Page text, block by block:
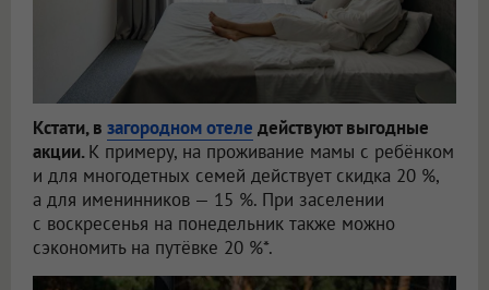
Кстати, в загородном отеле действуют выгодные
акции. К примеру, на проживание мамы с ребёнком
и для многодетных семей действует скидка 20 %,
а для именинников — 15 %. При заселении
с воскресенья на понедельник также можно
сэкономить на путёвке 20 %*.